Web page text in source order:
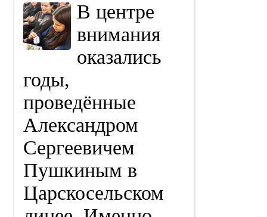
В центре
внимания
оказались
годы,
проведённые
Александром
Сергеевичем
Пушкиным в
Царскосельском